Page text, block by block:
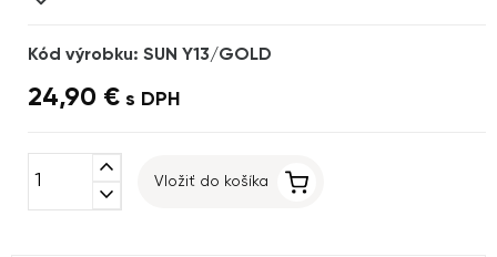
Kód výrobku: SUN Y13/GOLD
24,90 € s DPH
expand_less
expand_more
Vložiť do košíka